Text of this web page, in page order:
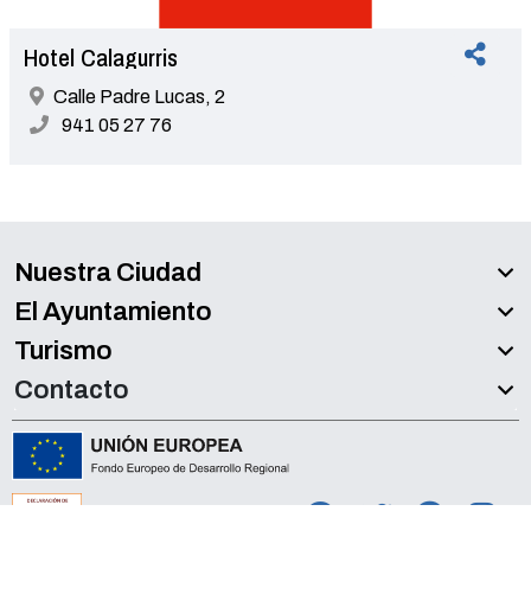
Hotel Calagurris
Calle Padre Lucas, 2
941 05 27 76
Nuestra Ciudad
El Ayuntamiento
Turismo
Contacto